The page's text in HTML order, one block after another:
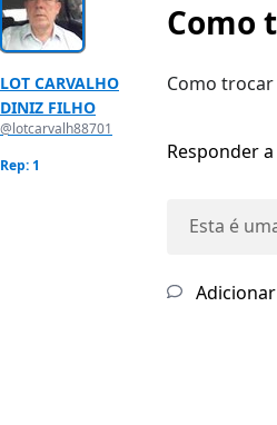
LOT CARVALHO
DINIZ FILHO
@lotcarvalh88701
Rep: 1
Como
Como
Responder
Esta é